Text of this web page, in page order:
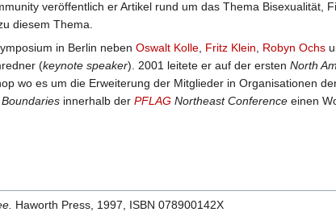
veröffentlich er Artikel rund um das Thema Bisexualität,
diesem Thema.
in Berlin neben Oswalt Kolle, Fritz Klein, Robyn Ochs
(keynote speaker). 2001 leitete er auf der ersten North
wo es um die Erweiterung der Mitglieder in Organisationen
innerhalb der PFLAG Northeast Conference einen
Haworth Press, 1997, ISBN 078900142X